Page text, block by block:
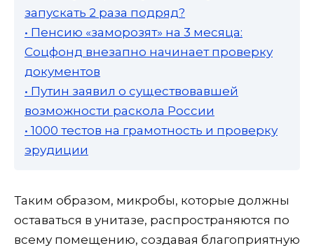
запускать 2 раза подряд?
• Пенсию «заморозят» на 3 месяца:
Соцфонд внезапно начинает проверку
документов
• Путин заявил о существовавшей
возможности раскола России
• 1000 тестов на грамотность и проверку
эрудиции
Таким образом, микробы, которые должны
оставаться в унитазе, распространяются по
всему помещению, создавая благоприятную